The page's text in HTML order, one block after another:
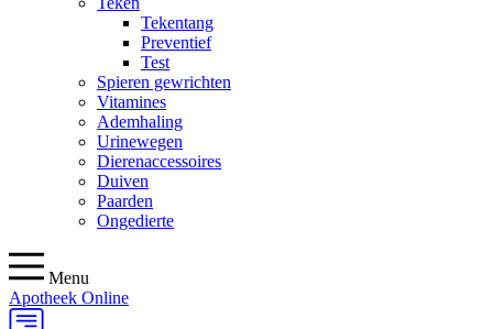
Tekentang
Preventief
Test
Spieren gewrichten
Vitamines
Ademhaling
Urinewegen
Dierenaccessoires
Duiven
Paarden
Ongedierte
Menu
Apotheek Online